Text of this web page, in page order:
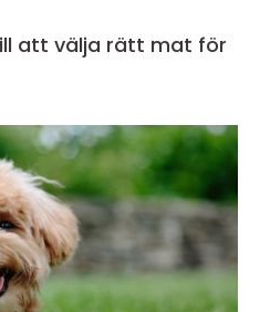
att välja rätt mat för